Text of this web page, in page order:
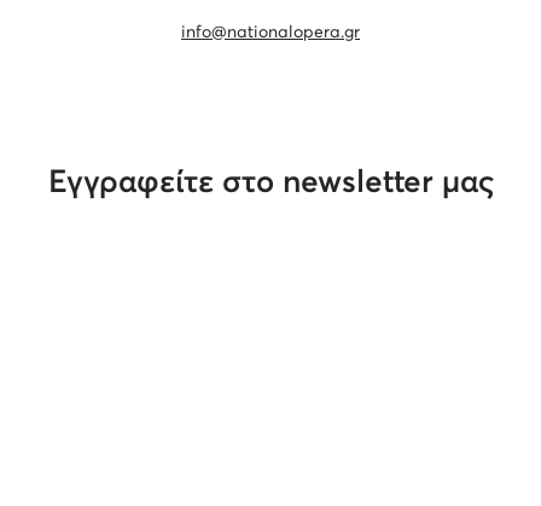
info@nationalopera.gr
Εγγραφείτε στο newsletter μας